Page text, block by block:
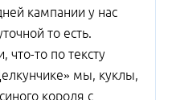
кампании у нас
то есть.
то по тексту
мы, куклы,
короля с